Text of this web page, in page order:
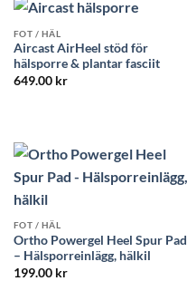
FOT / HÄL
Aircast AirHeel stöd för
hälsporre & plantar fasciit
649.00 kr
FOT / HÄL
Ortho Powergel Heel Spur Pad
– Hälsporreinlägg, hälkil
199.00 kr